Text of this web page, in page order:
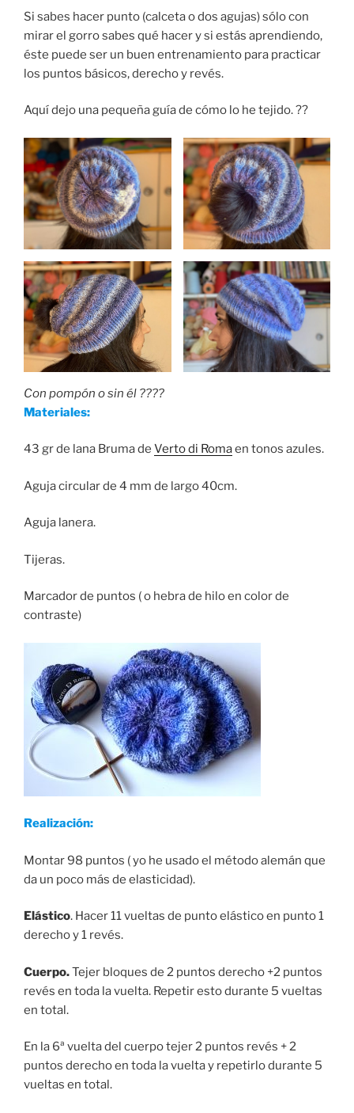
Si sabes hacer punto (calceta o dos agujas) sólo con
mirar el gorro sabes qué hacer y si estás aprendiendo,
éste puede ser un buen entrenamiento para practicar
los puntos básicos, derecho y revés.
Aquí dejo una pequeña guía de cómo lo he tejido. ??
Con pompón o sin él ????
Materiales:
43 gr de lana Bruma de Verto di Romaen tonos azules.
Aguja circular de 4 mm de largo 40cm.
Aguja lanera.
Tijeras.
Marcador de puntos ( o hebra de hilo en color de
contraste)
Realización:
Montar 98 puntos ( yo he usado el método alemán que
da un poco más de elasticidad).
Elástico. Hacer 11 vueltas de punto elástico en punto 1
derecho y 1 revés.
Cuerpo.Tejer bloques de 2 puntos derecho +2 puntos
revés en toda la vuelta. Repetir esto durante 5 vueltas
en total.
En la 6ª vuelta del cuerpo tejer 2 puntos revés + 2
puntos derecho en toda la vuelta y repetirlo durante 5
vueltas en total.